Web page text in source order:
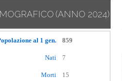
(ANNO 2024)
al 1 gen. 859
Nati 7
Morti 15